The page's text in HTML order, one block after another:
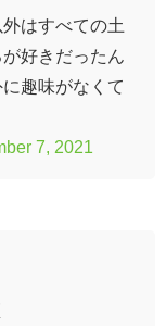
はすべての土
好きだったん
趣味がなくて
7, 2021